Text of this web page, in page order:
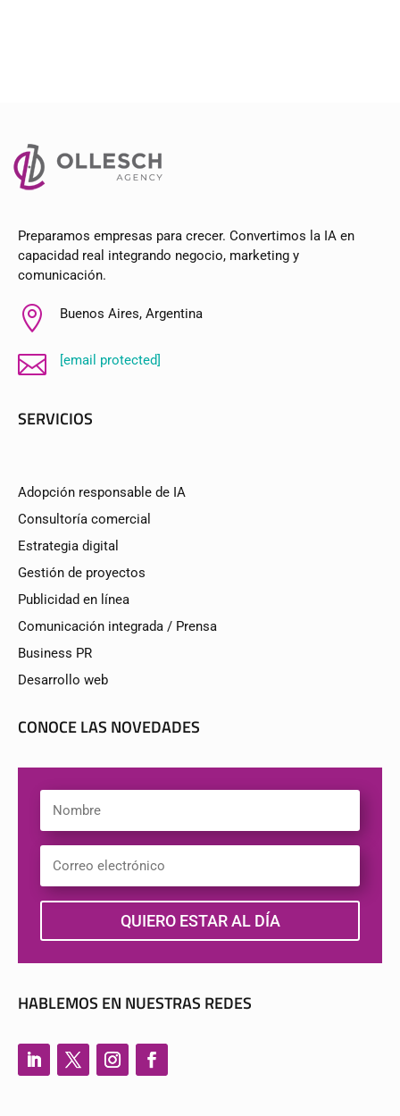
Preparamos empresas para crecer. Convertimos la IA en
capacidad real integrando negocio, marketing y
comunicación.
 Buenos Aires, Argentina
 [email protected]
SERVICIOS
Adopción responsable de IA
Consultoría comercial
Estrategia digital
Gestión de proyectos
Publicidad en línea
Comunicación integrada / Prensa
Business PR
Desarrollo web
CONOCE LAS NOVEDADES
QUIERO ESTAR AL DÍA
HABLEMOS EN NUESTRAS REDES